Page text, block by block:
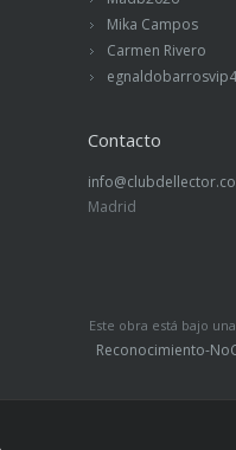
Mika Campos
Carmen Rivero
Contacto
Madrid
Este obra está bajo una
Reconocimiento-